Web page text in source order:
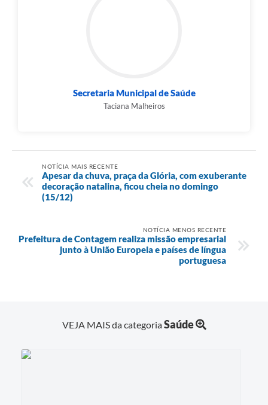
Secretaria Municipal de Saúde
Taciana Malheiros
NOTÍCIA MAIS RECENTE
Apesar da chuva, praça da Glória, com exuberante
decoração natalina, ficou cheia no domingo
(15/12)
NOTÍCIA MENOS RECENTE
Prefeitura de Contagem realiza missão empresarial
junto à União Europeia e países de língua
portuguesa
VEJA MAIS da categoriaSaúde